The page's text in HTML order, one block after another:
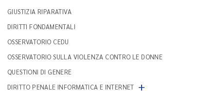
GIUSTIZIA RIPARATIVA
DIRITTI FONDAMENTALI
OSSERVATORIO CEDU
OSSERVATORIO SULLA VIOLENZA CONTRO LE DONNE
QUESTIONI DI GENERE
DIRITTO PENALE INFORMATICA E INTERNET +